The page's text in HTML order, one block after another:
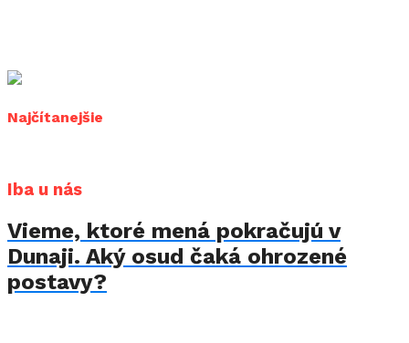
Najčítanejšie
Iba u nás
Vieme, ktoré mená pokračujú v
Dunaji. Aký osud čaká ohrozené
postavy?